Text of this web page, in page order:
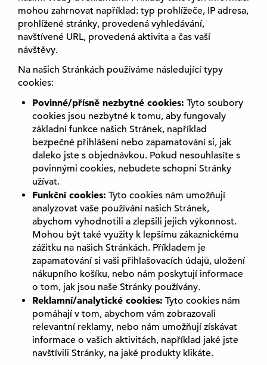
mohou zahrnovat například: typ prohlížeče, IP adresa,
prohlížené stránky, provedená vyhledávání,
navštívené URL, provedená aktivita a čas vaší
návštěvy.
Na našich Stránkách používáme následující typy
cookies:
Povinné/přísně nezbytné cookies: Tyto soubory
cookies jsou nezbytné k tomu, aby fungovaly
základní funkce našich Stránek, například
bezpečné přihlášení nebo zapamatování si, jak
daleko jste s objednávkou. Pokud nesouhlasíte s
povinnými cookies, nebudete schopni Stránky
užívat.
Funkční cookies: Tyto cookies nám umožňují
analyzovat vaše používání našich Stránek,
abychom vyhodnotili a zlepšili jejich výkonnost.
Mohou být také využity k lepšímu zákaznickému
zážitku na našich Stránkách. Příkladem je
zapamatování si vaši přihlašovacích údajů, uložení
nákupního košíku, nebo nám poskytují informace
o tom, jak jsou naše Stránky používány.
Reklamní/analytické cookies: Tyto cookies nám
pomáhají v tom, abychom vám zobrazovali
relevantní reklamy, nebo nám umožňují získávat
informace o vašich aktivitách, například jaké jste
navštívili Stránky, na jaké produkty klikáte.